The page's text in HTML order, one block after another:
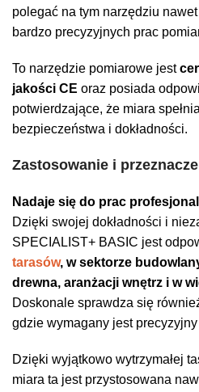
polegać na tym narzędziu
bardzo precyzyjnych prac
To narzędzie pomiarowe jest
jakości CE oraz posiada
potwierdzające, że miara
bezpieczeństwa i dokładności.
Zastosowanie i
Nadaje się do prac
Dzięki swojej dokładności i
SPECIALIST+ BASIC jest
tarasów, w sektorze
drewna, aranżacji wnętrz i w
Doskonale sprawdza się
gdzie wymagany jest precyzyjny
Dzięki wyjątkowo wytrzymałej
miara ta jest przystosowana